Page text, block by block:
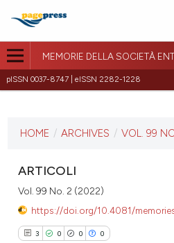
MEMORIE DELLA SOCIETÀ
pISSN 0037-8747 | eISSN 2282-1228
VOL. 99 NO. 2 (2022)
VIEW THIS ISSUE
HOME / ARCHIVES / VOL. 99
ARTICOLI
Vol. 99 No. 2 (2022)
https://doi.org/10.4081/
3 0 0 0